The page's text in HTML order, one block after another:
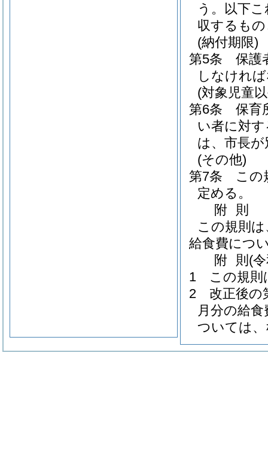
う。以下
収するも
(納付期限)
第5条
保護
しなけれ
(対象児童
第6条
保育
い者に対
は、市長
(その他)
第7条
この
定める。
附 則
この規則
給食費につ
附 則 (
1
この規則
2
改正後の
月分の給
ついては